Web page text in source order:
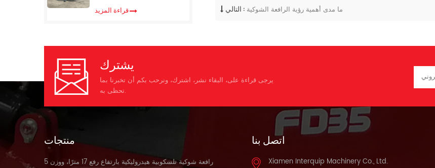
التالي : ما مدى أهمية رؤية الرافعة الشوكية
7 أمتار، مزودة بمناولة
قراءة المزيد
يشترك
يرجى قراءة على، البقاء نشر، اشترك، ونرحب بكم أن تخبرنا بما
تحظى به.
منتجات
رافعة شوكية تلسكوبية هيدروليكية بارتفاع رفع 17 مترًا، ووزن 5
اتصل بنا
Xiamen Interquip Machinery Co., Ltd.